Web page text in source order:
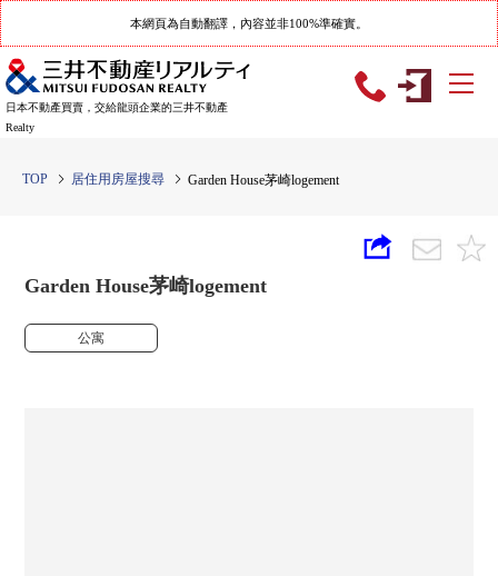
本網頁為自動翻譯，內容並非100%準確實。
日本不動產買賣，交給龍頭企業的三井不動產
Realty
TOP 居住用房屋搜尋 Garden House茅崎logement
Garden House茅崎logement
公寓